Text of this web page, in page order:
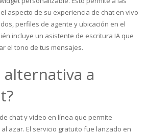
aspecto de su experiencia de chat en vivo
perfiles de agente y ubicación en el
incluye un asistente de escritura IA que
el tono de tus mensajes.
alternativa a
chat y video en línea que permite
azar. El servicio gratuito fue lanzado en